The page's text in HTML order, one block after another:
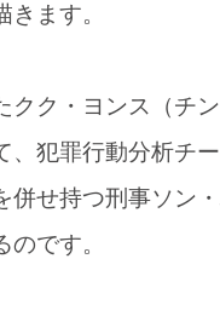
ます。
ク・ヨンス（チ
、犯罪行動分析チ
併せ持つ刑事ソン
です。